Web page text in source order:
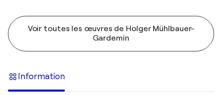
Voir toutes les œuvres de Holger Mühlbauer-
Gardemin
Information